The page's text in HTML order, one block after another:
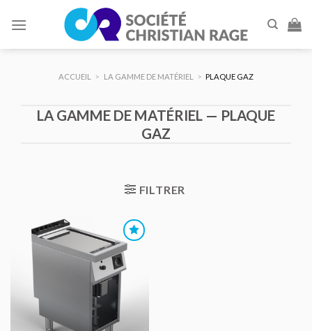
ACCUEIL > LA GAMME DE MATÉRIEL > PLAQUE GAZ
LA GAMME DE MATÉRIEL — PLAQUE
GAZ
FILTRER
AJOUTER
AU DEVIS